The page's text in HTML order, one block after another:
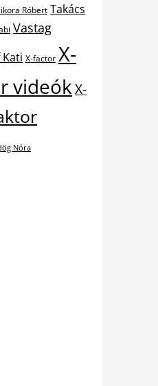
Róbert Takács
Vastag
X-factor X-
videókX-
Nóra